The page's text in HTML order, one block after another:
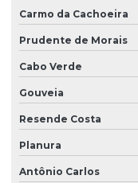
Carmo da Cachoeira
Prudente de Morais
Cabo Verde
Gouveia
Resende Costa
Planura
Antônio Carlos